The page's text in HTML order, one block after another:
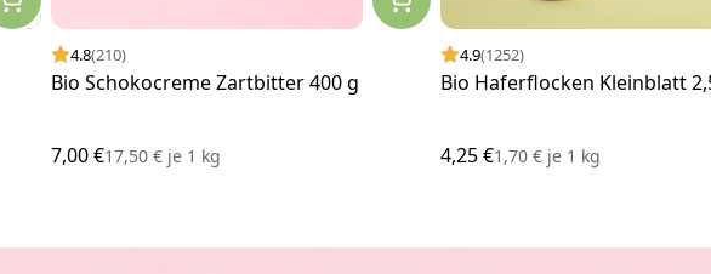
4.8(210)
Bio Schokocreme Zartbitter 400 g
7,00 €17,50 € je 1 kg
4.9(1252)
Bio Haferflocken Kleinblatt
4,25 €1,70 € je1 kg